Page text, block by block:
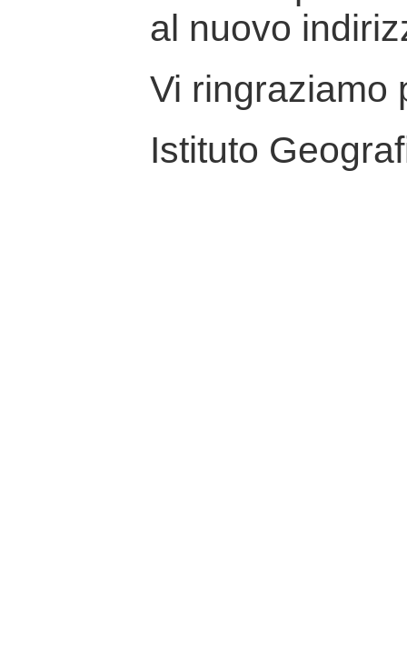
al nuovo
Vi ringraziamo
Istituto